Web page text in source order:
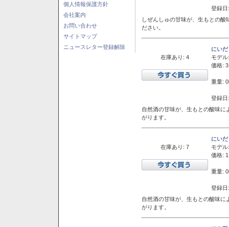
個人情報保護方針
会社案内
お問い合わせ
サイトマップ
ニュースレター登録解除
登録
しぜんしゅの甘味が、生もとの
ださい。
在庫あり: 4
にい
モデル:
価格:
重量:
登録
自然酒の甘味が、生もとの酸味
がります。
在庫あり: 7
にい
モデル:
価格:
重量:
登録
自然酒の甘味が、生もとの酸味
がります。